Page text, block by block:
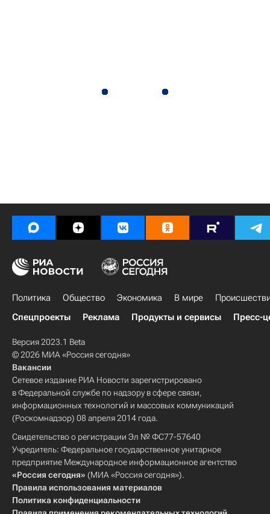
Политика Общество Экономика В мире
Спецпроекты
Реклама Продукты и сервисы Пресс-
Версия 2023.1 Beta
© 2026 МИА «Россия сегодня»
Вакансии
Сетевое издание РИА Новости зарегистрировано
в Федеральной службе по надзору в сфере связи,
информационных технологий и массовых коммуникаций
(Роскомнадзор) 08 апреля 2014 года.
Свидетельство о регистрации Эл № ФС77-57640
Учредитель: Федеральное государственное унитарное
предприятие Международное информационное агентство
«Россия сегодня» (МИА «Россия сегодня»).
Правила использования материалов
Политика конфиденциальности